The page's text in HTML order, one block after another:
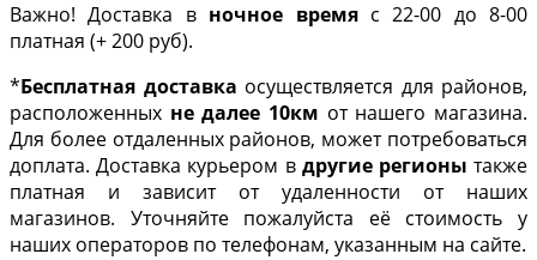
Важно! Доставка в ночное времяс 22-00 до 8-00
платная (+ 200 руб).
*Бесплатная доставка осуществляется для районов,
расположенных не далее 10км от нашего магазина.
Для более отдаленных районов, может потребоваться
доплата. Доставка курьером в другие регионы также
платная и зависит от удаленности от наших
магазинов. Уточняйте пожалуйста её стоимость у
наших операторов по телефонам, указанным на сайте.